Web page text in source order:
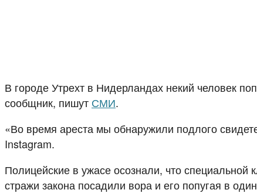
В городе Утрехт в Нидерландах некий человек
сообщник, пишут СМИ.
«Во время ареста мы обнаружили подлого
Instagram.
Полицейские в ужасе осознали, что специальной
стражи закона посадили вора и его попугая в